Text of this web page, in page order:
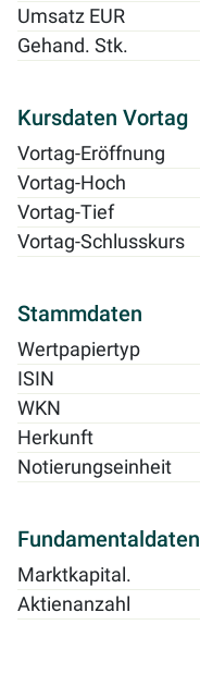
Umsatz EUR
Gehand. Stk.
Kursdaten Vortag
Vortag-Eröffnung
Vortag-Hoch
Vortag-Tief
Vortag-Schlusskurs
Stammdaten
Wertpapiertyp
ISIN
WKN
Herkunft
Notierungseinheit
Fundamentaldaten
Marktkapital.
Aktienanzahl